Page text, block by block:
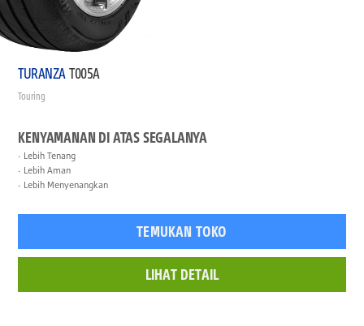
TURANZAT005A
Touring
KENYAMANAN DI ATAS SEGALANYA
Lebih Tenang
Lebih Aman
Lebih Menyenangkan
TEMUKAN TOKO
LIHAT DETAIL